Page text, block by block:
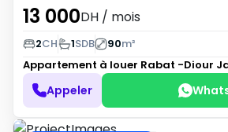
13 000DH / mois
2CH 1SDB 90m²
Appartement à louer Rabat -Diour
Appeler